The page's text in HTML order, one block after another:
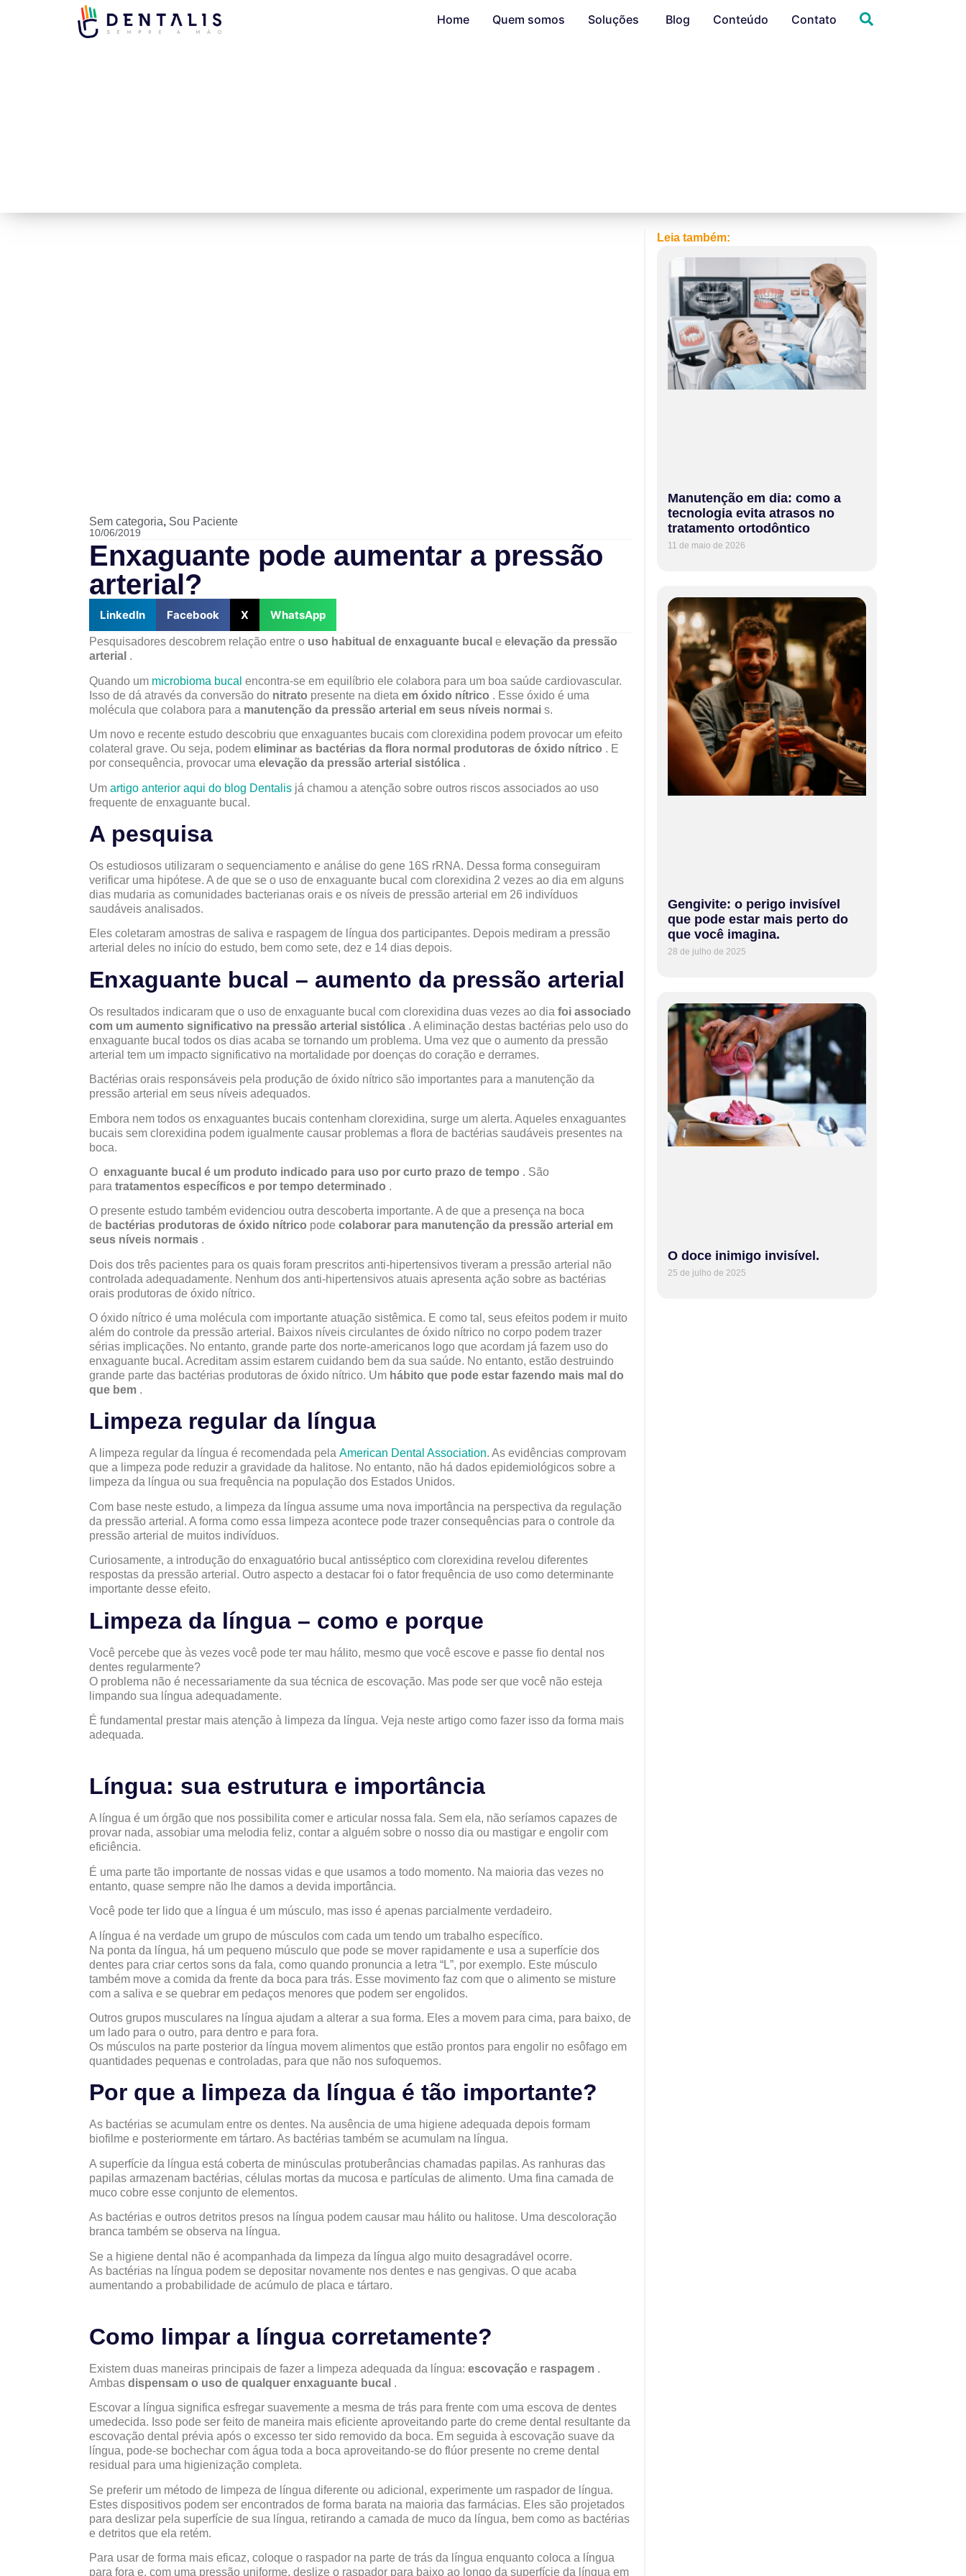
Home Quem somos Soluções Blog Conteúdo Contato
Sem categoria, Sou Paciente
10/06/2019
Enxaguante pode aumentar a pressão
arterial?
LinkedIn Facebook X WhatsApp
Pesquisadores descobrem relação entre o uso habitual de enxaguante bucal e elevação da pressão
arterial .
Quando um microbioma bucal encontra-se em equilíbrio ele colabora para um boa saúde cardiovascular.
Isso de dá através da conversão do nitrato presente na dieta em óxido nítrico . Esse óxido é uma
molécula que colabora para a manutenção da pressão arterial em seus níveis normais.
Um novo e recente estudo descobriu que enxaguantes bucais com clorexidina podem provocar um efeito
colateral grave. Ou seja, podem eliminar as bactérias da flora normal produtoras de óxido nítrico . E
por consequência, provocar uma elevação da pressão arterial sistólica.
Um artigo anterior aqui do blog Dentalisjá chamou a atenção sobre outros riscos associados ao uso
frequente de enxaguante bucal.
A pesquisa
Os estudiosos utilizaram o sequenciamento e análise do gene 16S rRNA. Dessa forma conseguiram
verificar uma hipótese. A de que se o uso de enxaguante bucal com clorexidina 2 vezes ao dia em alguns
dias mudaria as comunidades bacterianas orais e os níveis de pressão arterial em 26 indivíduos
saudáveis analisados.
Eles coletaram amostras de saliva e raspagem de língua dos participantes. Depois mediram a pressão
arterial deles no início do estudo, bem como sete, dez e 14 dias depois.
Enxaguante bucal – aumento da pressão arterial
Os resultados indicaram que o uso de enxaguante bucal com clorexidina duas vezes ao dia foi associado
com um aumento significativo na pressão arterial sistólica. A eliminação destas bactérias pelo uso do
enxaguante bucal todos os dias acaba se tornando um problema. Uma vez que o aumento da pressão
arterial tem um impacto significativo na mortalidade por doenças do coração e derrames.
Bactérias orais responsáveis pela produção de óxido nítrico são importantes para a manutenção da
pressão arterial em seus níveis adequados.
Embora nem todos os enxaguantes bucais contenham clorexidina, surge um alerta. Aqueles enxaguantes
bucais sem clorexidina podem igualmente causar problemas a flora de bactérias saudáveis presentes na
boca.
O enxaguante bucal é um produto indicado para uso por curto prazo de tempo . São
para tratamentos específicos e por tempo determinado .
O presente estudo também evidenciou outra descoberta importante. A de que a presença na boca
de bactérias produtoras de óxido nítrico pode colaborar para manutenção da pressão arterial em
seus níveis normais.
Dois dos três pacientes para os quais foram prescritos anti-hipertensivos tiveram a pressão arterial não
controlada adequadamente. Nenhum dos anti-hipertensivos atuais apresenta ação sobre as bactérias
orais produtoras de óxido nítrico.
O óxido nítrico é uma molécula com importante atuação sistêmica. E como tal, seus efeitos podem ir muito
além do controle da pressão arterial. Baixos níveis circulantes de óxido nítrico no corpo podem trazer
sérias implicações. No entanto, grande parte dos norte-americanos logo que acordam já fazem uso do
enxaguante bucal. Acreditam assim estarem cuidando bem da sua saúde. No entanto, estão destruindo
grande parte das bactérias produtoras de óxido nítrico. Um hábito que pode estar fazendo mais mal do
que bem.
Limpeza regular da língua
A limpeza regular da língua é recomendada pela American Dental Association. As evidências comprovam
que a limpeza pode reduzir a gravidade da halitose. No entanto, não há dados epidemiológicos sobre a
limpeza da língua ou sua frequência na população dos Estados Unidos.
Com base neste estudo, a limpeza da língua assume uma nova importância na perspectiva da regulação
da pressão arterial. A forma como essa limpeza acontece pode trazer consequências para o controle da
pressão arterial de muitos indivíduos.
Curiosamente, a introdução do enxaguatório bucal antisséptico com clorexidina revelou diferentes
respostas da pressão arterial. Outro aspecto a destacar foi o fator frequência de uso como determinante
importante desse efeito.
Limpeza da língua – como e porque
Você percebe que às vezes você pode ter mau hálito, mesmo que você escove e passe fio dental nos
dentes regularmente?
O problema não é necessariamente da sua técnica de escovação. Mas pode ser que você não esteja
limpando sua língua adequadamente.
É fundamental prestar mais atenção à limpeza da língua. Veja neste artigo como fazer isso da forma mais
adequada.
Língua: sua estrutura e importância
A língua é um órgão que nos possibilita comer e articular nossa fala. Sem ela, não seríamos capazes de
provar nada, assobiar uma melodia feliz, contar a alguém sobre o nosso dia ou mastigar e engolir com
eficiência.
É uma parte tão importante de nossas vidas e que usamos a todo momento. Na maioria das vezes no
entanto, quase sempre não lhe damos a devida importância.
Você pode ter lido que a língua é um músculo, mas isso é apenas parcialmente verdadeiro.
A língua é na verdade um grupo de músculos com cada um tendo um trabalho específico.
Na ponta da língua, há um pequeno músculo que pode se mover rapidamente e usa a superfície dos
dentes para criar certos sons da fala, como quando pronuncia a letra “L”, por exemplo. Este músculo
também move a comida da frente da boca para trás. Esse movimento faz com que o alimento se misture
com a saliva e se quebrar em pedaços menores que podem ser engolidos.
Outros grupos musculares na língua ajudam a alterar a sua forma. Eles a movem para cima, para baixo, de
um lado para o outro, para dentro e para fora.
Os músculos na parte posterior da língua movem alimentos que estão prontos para engolir no esôfago em
quantidades pequenas e controladas, para que não nos sufoquemos.
Por que a limpeza da língua é tão importante?
As bactérias se acumulam entre os dentes. Na ausência de uma higiene adequada depois formam
biofilme e posteriormente em tártaro. As bactérias também se acumulam na língua.
A superfície da língua está coberta de minúsculas protuberâncias chamadas papilas. As ranhuras das
papilas armazenam bactérias, células mortas da mucosa e partículas de alimento. Uma fina camada de
muco cobre esse conjunto de elementos.
As bactérias e outros detritos presos na língua podem causar mau hálito ou halitose. Uma descoloração
branca também se observa na língua.
Se a higiene dental não é acompanhada da limpeza da língua algo muito desagradável ocorre.
As bactérias na língua podem se depositar novamente nos dentes e nas gengivas. O que acaba
aumentando a probabilidade de acúmulo de placa e tártaro.
Como limpar a língua corretamente?
Existem duas maneiras principais de fazer a limpeza adequada da língua: escovação e raspagem.
Ambas dispensam o uso de qualquer enxaguante bucal .
Escovar a língua significa esfregar suavemente a mesma de trás para frente com uma escova de dentes
umedecida. Isso pode ser feito de maneira mais eficiente aproveitando parte do creme dental resultante da
escovação dental prévia após o excesso ter sido removido da boca. Em seguida à escovação suave da
língua, pode-se bochechar com água toda a boca aproveitando-se do flúor presente no creme dental
residual para uma higienização completa.
Se preferir um método de limpeza de língua diferente ou adicional, experimente um raspador de língua.
Estes dispositivos podem ser encontrados de forma barata na maioria das farmácias. Eles são projetados
para deslizar pela superfície de sua língua, retirando a camada de muco da língua, bem como as bactérias
e detritos que ela retém.
Para usar de forma mais eficaz, coloque o raspador na parte de trás da língua enquanto coloca a língua
para fora e, com uma pressão uniforme, deslize o raspador para baixo ao longo da superfície da língua em
Leia também:
Manutenção em dia: como a
tecnologia evita atrasos no
tratamento ortodôntico
11 de maio de 2026
Gengivite: o perigo invisível
que pode estar mais perto do
que você imagina.
28 de julho de 2025
O doce inimigo invisível.
25 de julho de 2025